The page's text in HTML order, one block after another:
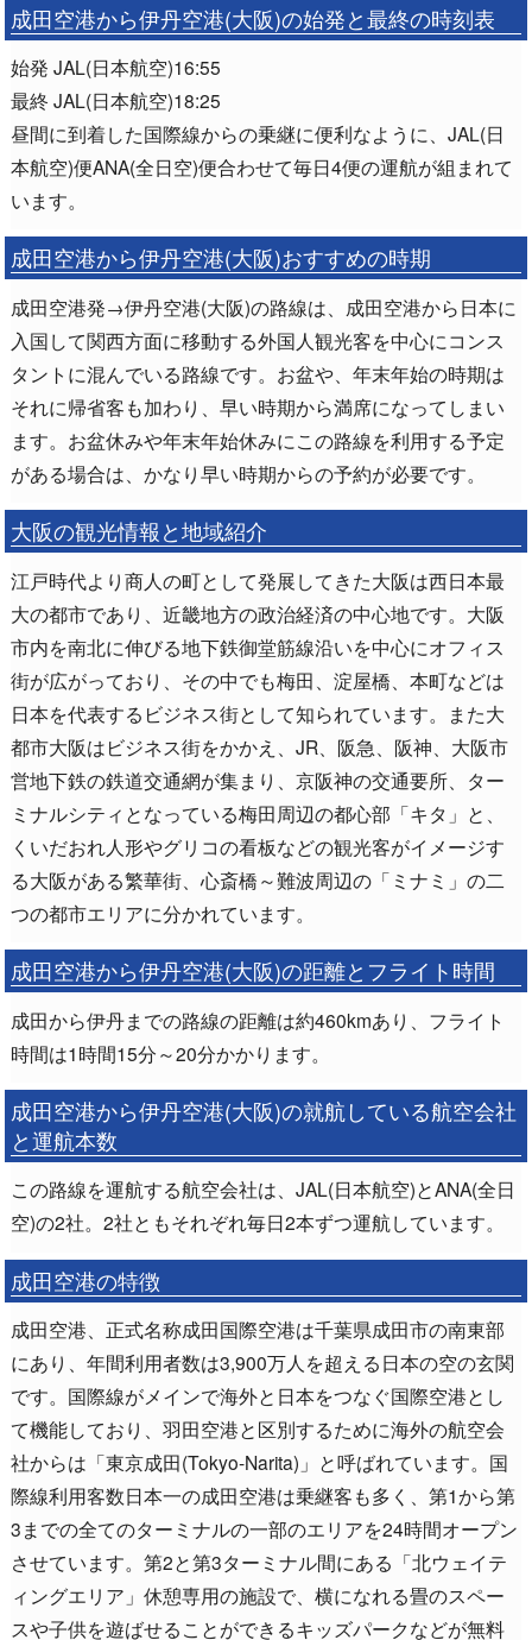
成田空港から伊丹空港(大阪)の始発と最終の時刻表
始発 JAL(日本航空)16:55
最終 JAL(日本航空)18:25
昼間に到着した国際線からの乗継に便利なように、JAL(日
本航空)便ANA(全日空)便合わせて毎日4便の運航が組まれて
います。
成田空港から伊丹空港(大阪)おすすめの時期
成田空港発→伊丹空港(大阪)の路線は、成田空港から日本に
入国して関西方面に移動する外国人観光客を中心にコンス
タントに混んでいる路線です。お盆や、年末年始の時期は
それに帰省客も加わり、早い時期から満席になってしまい
ます。お盆休みや年末年始休みにこの路線を利用する予定
がある場合は、かなり早い時期からの予約が必要です。
大阪の観光情報と地域紹介
江戸時代より商人の町として発展してきた大阪は西日本最
大の都市であり、近畿地方の政治経済の中心地です。大阪
市内を南北に伸びる地下鉄御堂筋線沿いを中心にオフィス
街が広がっており、その中でも梅田、淀屋橋、本町などは
日本を代表するビジネス街として知られています。また大
都市大阪はビジネス街をかかえ、JR、阪急、阪神、大阪市
営地下鉄の鉄道交通網が集まり、京阪神の交通要所、ター
ミナルシティとなっている梅田周辺の都心部「キタ」と、
くいだおれ人形やグリコの看板などの観光客がイメージす
る大阪がある繁華街、心斎橋～難波周辺の「ミナミ」の二
つの都市エリアに分かれています。
成田空港から伊丹空港(大阪)の距離とフライト時間
成田から伊丹までの路線の距離は約460kmあり、フライト
時間は1時間15分～20分かかります。
成田空港から伊丹空港(大阪)の就航している航空会社
と運航本数
この路線を運航する航空会社は、JAL(日本航空)とANA(全日
空)の2社。2社ともそれぞれ毎日2本ずつ運航しています。
成田空港の特徴
成田空港、正式名称成田国際空港は千葉県成田市の南東部
にあり、年間利用者数は3,900万人を超える日本の空の玄関
です。国際線がメインで海外と日本をつなぐ国際空港とし
て機能しており、羽田空港と区別するために海外の航空会
社からは「東京成田(Tokyo-Narita)」と呼ばれています。国
際線利用客数日本一の成田空港は乗継客も多く、第1から第
3までの全てのターミナルの一部のエリアを24時間オープン
させています。第2と第3ターミナル間にある「北ウェイテ
ィングエリア」休憩専用の施設で、横になれる畳のスペー
スや子供を遊ばせることができるキッズパークなどが無料